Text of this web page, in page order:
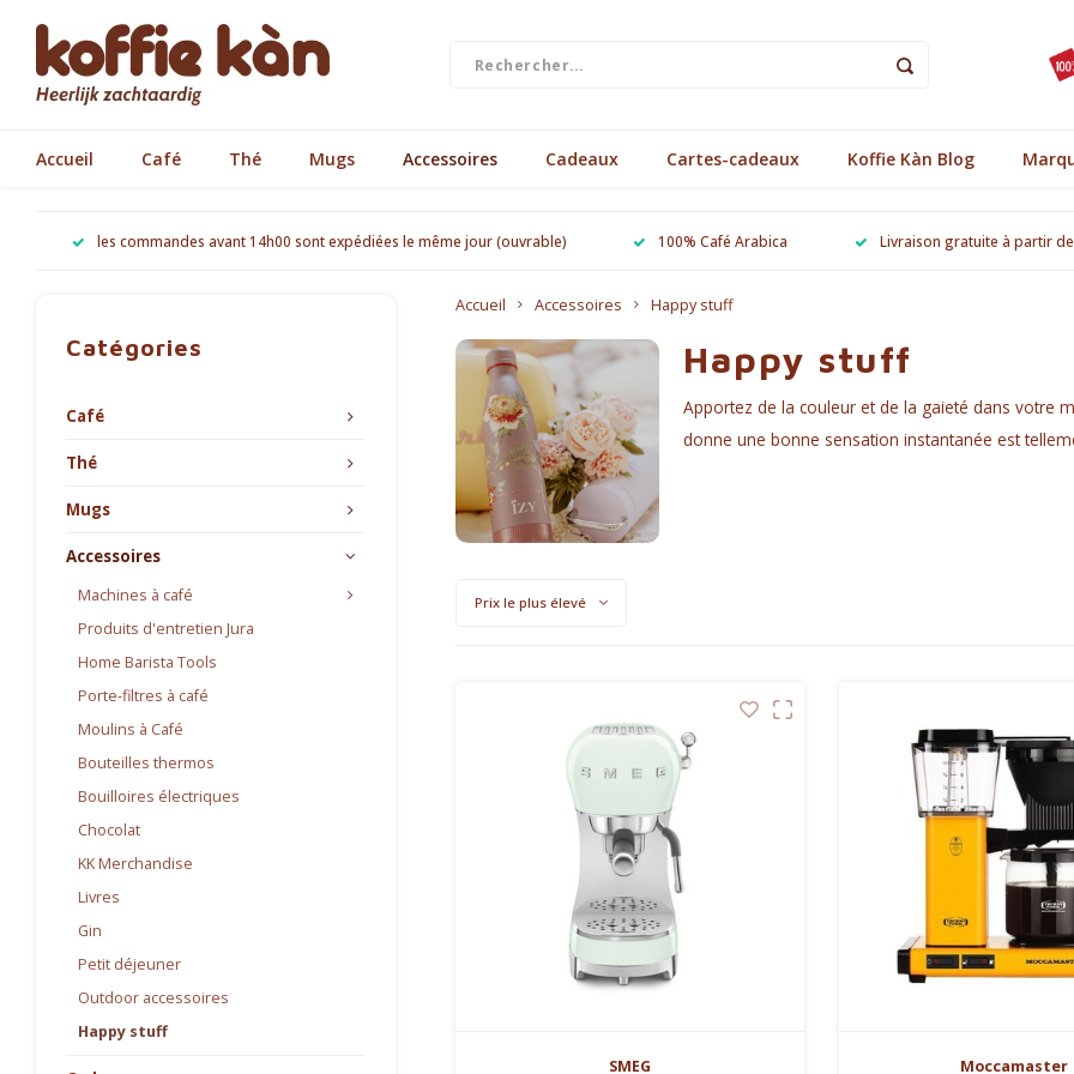
Accueil Café Thé Mugs Accessoires Cadeaux Cartes-cadeaux Koffie Kàn Blog
les commandes avant 14h00 sont expédiées le même jour (ouvrable) 100% Café Arabica Livraison gratuite à partir
Catégories
Café
Thé
Mugs
Accessoires
Machines à café
Produits d'entretien Jura
Home Barista Tools
Porte-filtres à café
Moulins à Café
Bouteilles thermos
Bouilloires électriques
Chocolat
KK Merchandise
Livres
Gin
Petit déjeuner
Outdoor accessoires
Happy stuff
Accueil Accessoires Happy stuff
Happy stuff
Apportez de la couleur et de la gaieté dans votre
donne une bonne sensation instantanée est
Prix le plus élevé
SMEG Moccamaster